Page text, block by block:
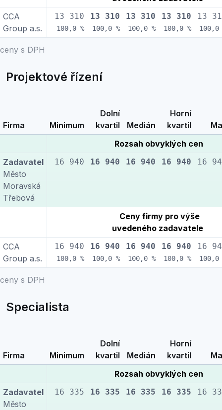
ceny s DPH
CCA
Group a.s.
13 310
100,0 %
13 310
100,0 %
13 310
100,0 %
13 310
100,0 %
13
100,0
Projektové řízení
ceny s DPH
Firma Minimum
Dolní
kvartil
Medián
Horní
kvartil
Rozsah obvyklých cen
Zadavatel
Město
Moravská
Třebová
16 940 16 940 16 940 16 940 16
Ceny firmy pro výše
uvedeného zadavatele
CCA
Group a.s.
16 940
100,0 %
16 940
100,0 %
16 940
100,0 %
16 940
100,0 %
16
100,0
Specialista
Firma Minimum
Dolní
kvartil
Medián
Horní
kvartil
Rozsah obvyklých cen
Zadavatel
Město
16 335 16 335 16 335 16 335 16